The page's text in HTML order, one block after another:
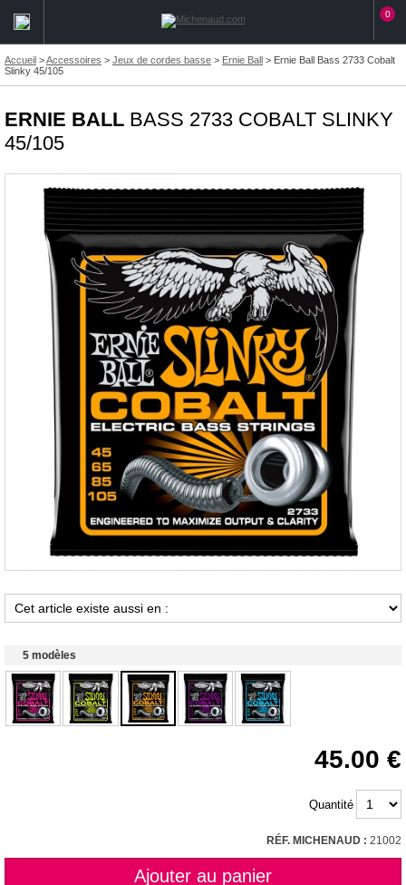
0
Accueil >Accessoires > Jeux de cordes basse > Ernie Ball > Ernie Ball Bass 2733 Cobalt
Slinky 45/105
ERNIE BALL BASS 2733 COBALT SLINKY
45/105
5 modèles
45.00
Quantité
RÉF. MICHENAUD : 21002